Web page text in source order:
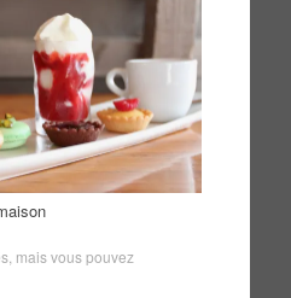
mais vous pouvez